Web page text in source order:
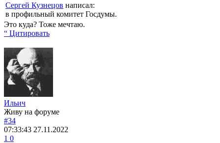
Сергей Кузнецов написал:
в профильный комитет Госдумы.
Это куда? Тоже мечтаю.
“ Цитировать
Ильич
Живу на форуме
#34
07:33:43 27.11.2022
1 0